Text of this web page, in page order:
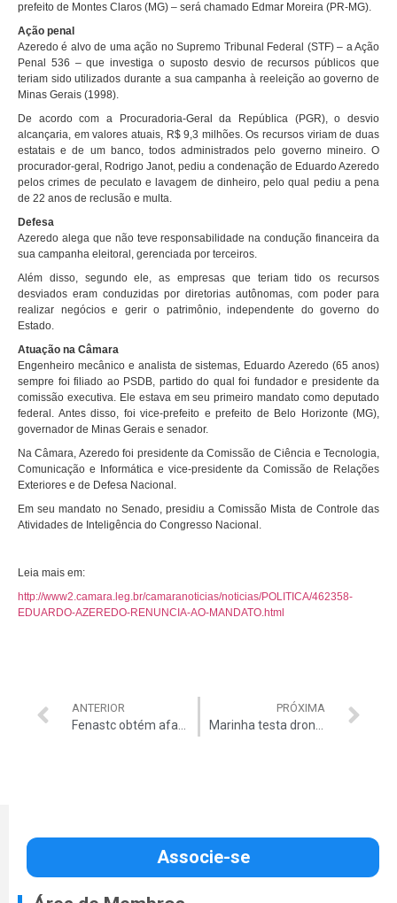
prefeito de Montes Claros (MG) – será chamado Edmar Moreira (PR-MG).
Ação penal
Azeredo é alvo de uma ação no Supremo Tribunal Federal (STF) – a Ação
Penal 536 – que investiga o suposto desvio de recursos públicos que
teriam sido utilizados durante a sua campanha à reeleição ao governo de
Minas Gerais (1998).
De acordo com a Procuradoria-Geral da República (PGR), o desvio
alcançaria, em valores atuais, R$ 9,3 milhões. Os recursos viriam de duas
estatais e de um banco, todos administrados pelo governo mineiro. O
procurador-geral, Rodrigo Janot, pediu a condenação de Eduardo Azeredo
pelos crimes de peculato e lavagem de dinheiro, pelo qual pediu a pena
de 22 anos de reclusão e multa.
Defesa
Azeredo alega que não teve responsabilidade na condução financeira da
sua campanha eleitoral, gerenciada por terceiros.
Além disso, segundo ele, as empresas que teriam tido os recursos
desviados eram conduzidas por diretorias autônomas, com poder para
realizar negócios e gerir o patrimônio, independente do governo do
Estado.
Atuação na Câmara
Engenheiro mecânico e analista de sistemas, Eduardo Azeredo (65 anos)
sempre foi filiado ao PSDB, partido do qual foi fundador e presidente da
comissão executiva. Ele estava em seu primeiro mandato como deputado
federal. Antes disso, foi vice-prefeito e prefeito de Belo Horizonte (MG),
governador de Minas Gerais e senador.
Na Câmara, Azeredo foi presidente da Comissão de Ciência e Tecnologia,
Comunicação e Informática e vice-presidente da Comissão de Relações
Exteriores e de Defesa Nacional.
Em seu mandato no Senado, presidiu a Comissão Mista de Controle das
Atividades de Inteligência do Congresso Nacional.
Leia mais em:
http://www2.camara.leg.br/camaranoticias/noticias/POLITICA/462358-
EDUARDO-AZEREDO-RENUNCIA-AO-MANDATO.html
ANTERIOR PRÓXIMA
Associe-se